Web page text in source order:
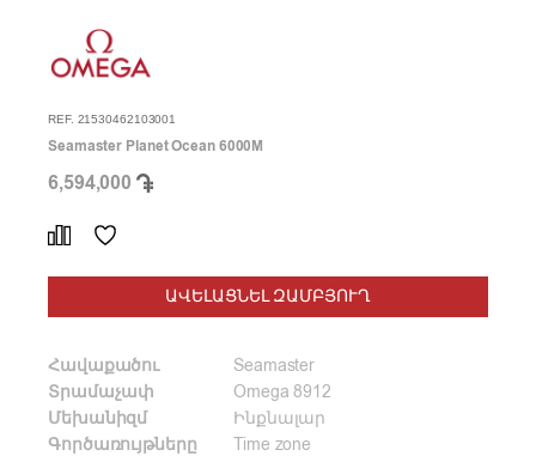
REF. 21530462103001
Seamaster Planet Ocean 6000M
6,594,000
ԱՎԵԼԱՑՆԵԼ ԶԱՄԲՅՈՒՂ
Հավաքածու
Seamaster
Տրամաչափ
Omega 8912
Մեխանիզմ
Ինքնալար
Գործառույթները
Time zone